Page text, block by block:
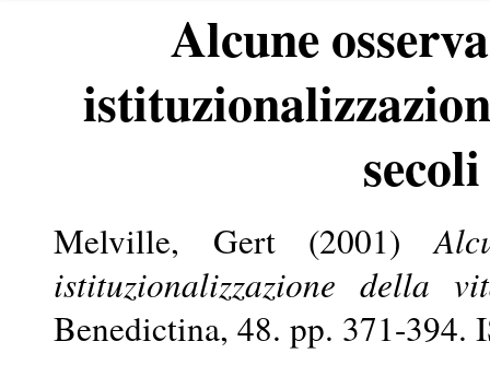
Alcune
Melville, Gert(2001)
istituzionalizzazione
Benedictina, 48. pp. 371-394.